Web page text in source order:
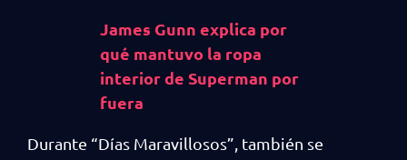
James Gunn explica por
qué mantuvo la ropa
interior de Superman por
fuera
Durante “Días Maravillosos”, también se